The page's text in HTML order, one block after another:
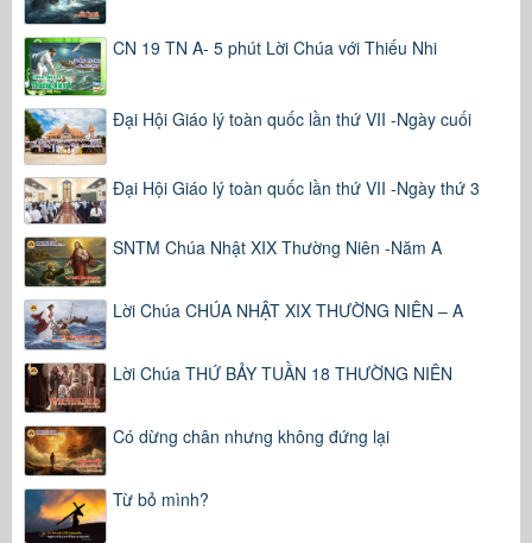
CN 19 TN A- 5 phút Lời Chúa với Thiếu Nhi
Đại Hội Giáo lý toàn quốc lần thứ VII -Ngày cuối
Đại Hội Giáo lý toàn quốc lần thứ VII -Ngày thứ 3
SNTM Chúa Nhật XIX Thường Niên -Năm A
Lời Chúa CHÚA NHẬT XIX THƯỜNG NIÊN – A
Lời Chúa THỨ BẢY TUẦN 18 THƯỜNG NIÊN
Có dừng chân nhưng không đứng lại
Từ bỏ mình?